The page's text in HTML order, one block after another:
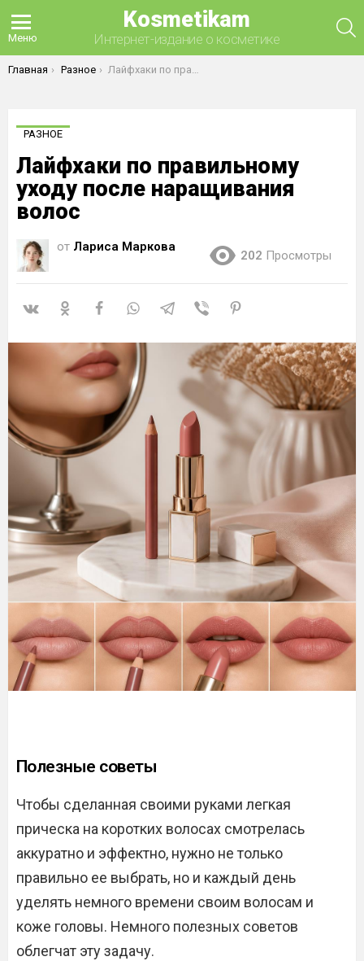
Меню
Kosmetikam
Интернет-издание о косметике
Вы здесь:
Главная Разное Лайфхаки по правильному уходу после наращивания волос
РАЗНОЕ
Лайфхаки по правильному
уходу после наращивания
волос
от Лариса Маркова
202 Просмотры
Полезные советы
Чтобы сделанная своими руками легкая
прическа на коротких волосах смотрелась
аккуратно и эффектно, нужно не только
правильно ее выбрать, но и каждый день
уделять немного времени своим волосам и
коже головы. Немного полезных советов
облегчат эту задачу.